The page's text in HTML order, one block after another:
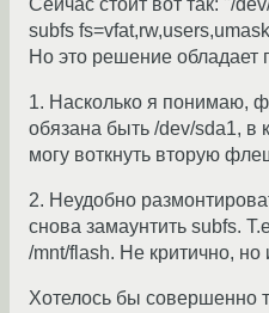
Сейчас стоит вот так: "/
subfs
Но это решение обладает
1. Насколько я понимаю,
обязана быть /dev/sda1, в
могу воткнуть вторую
2. Неудобно
снова замаунтить subfs.
/mnt/flash. Не критично, но
Хотелось бы совершенно